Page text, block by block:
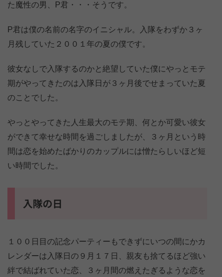
た魔性の男、P君・・・そうです。
P君は僕の名前の名字のイニシャル。入隊をわずか３ヶ
月残していた２００１年の夏の僕です。
彼女なしで入隊するのかと絶望していた僕にやっとモテ
期がやってきたのは入隊日が３ヶ月後でせまっていた夏
のことでした。
やっとやってきた人生最大のモテ期、何とか可愛い彼女
ができて幸せな時間を過ごしましたが、３ヶ月という時
間は恋を始めたばかりのカップルには憎たらしいほど短
い時間でした。
入隊の日
１００日目の記念パーティーもできずにいつの間にかカ
レンダーは入隊日の９月１７日、親友も捨てるほど強い
絆で結ばれていた恋、３ヶ月間の燃えたぎるような恋を